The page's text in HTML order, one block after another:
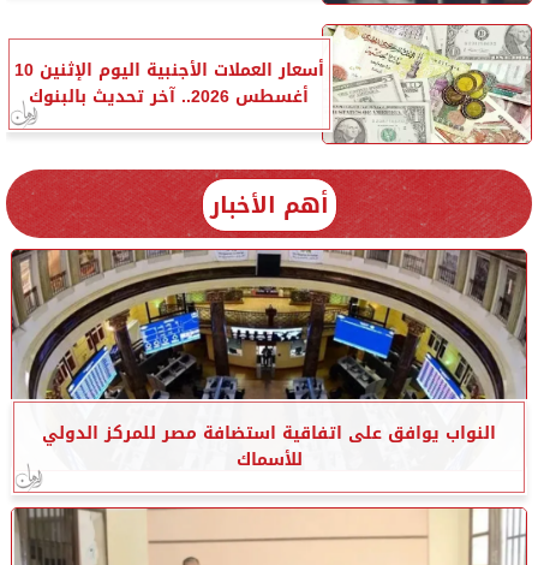
أسعار العملات الأجنبية اليوم الإثنين 10
أغسطس 2026.. آخر تحديث بالبنوك
أهم الأخبار
النواب يوافق على اتفاقية استضافة مصر للمركز الدولي
للأسماك